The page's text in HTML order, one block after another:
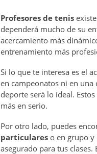
Profesores de tenis
dependerá mucho de su
acercamiento más
entrenamiento más
Si lo que te interesa es el
en campeonatos ni en una
deporte será lo ideal.
más en serio.
Por otro lado, puedes
particulares o en grupo y
asegurado para tus